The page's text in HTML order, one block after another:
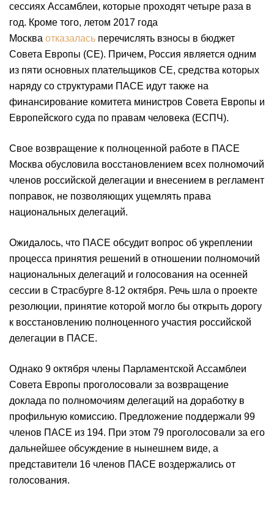
сессиях Ассамблеи, которые проходят четыре раза в
год. Кроме того, летом 2017 года
Москва отказалась перечислять взносы в бюджет
Совета Европы (СЕ). Причем, Россия является одним
из пяти основных плательщиков СЕ, средства которых
наряду со структурами ПАСЕ идут также на
финансирование комитета министров Совета Европы и
Европейского суда по правам человека (ЕСПЧ).
Свое возвращение к полноценной работе в ПАСЕ
Москва обусловила восстановлением всех полномочий
членов российской делегации и внесением в регламент
поправок, не позволяющих ущемлять права
национальных делегаций.
Ожидалось, что ПАСЕ обсудит вопрос об укреплении
процесса принятия решений в отношении полномочий
национальных делегаций и голосования на осенней
сессии в Страсбурге 8-12 октября. Речь шла о проекте
резолюции, принятие которой могло бы открыть дорогу
к восстановлению полноценного участия российской
делегации в ПАСЕ.
Однако 9 октября члены Парламентской Ассамблеи
Совета Европы проголосовали за возвращение
доклада по полномочиям делегаций на доработку в
профильную комиссию. Предложение поддержали 99
членов ПАСЕ из 194. При этом 79 проголосовали за его
дальнейшее обсуждение в нынешнем виде, а
представители 16 членов ПАСЕ воздержались от
голосования.